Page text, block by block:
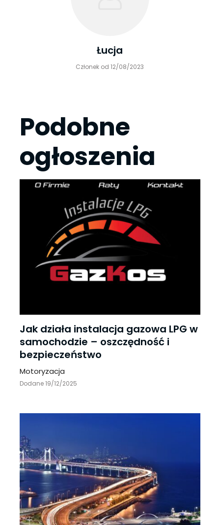
Łucja
Członek od 12/08/2023
Podobne
ogłoszenia
Jak działa instalacja gazowa LPG w
samochodzie – oszczędność i
bezpieczeństwo
Motoryzacja
Dodane 19/12/2025